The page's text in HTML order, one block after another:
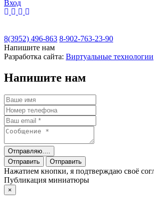
Вход
8(3952) 496-863 8-902-763-23-90
Напишите нам
Разработка сайта: Виртуальные технологии
Напишите нам
Отправляю....
Отправить
Отправить
Нажатием кнопки, я подтверждаю своё
Публикация миниатюры
×